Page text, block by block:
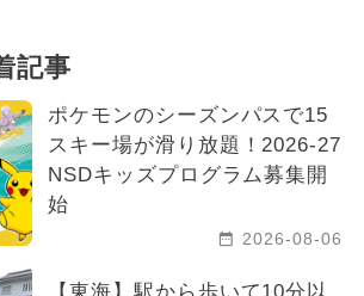
記事
ポケモンのシーズンパスで15
スキー場が滑り放題！2026-27
NSDキッズプログラム募集開
始
2026-08-06